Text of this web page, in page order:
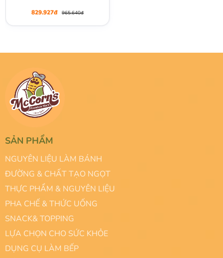
829.927đ 965.640đ
SẢN PHẨM
NGUYÊN LIỆU LÀM BÁNH
ĐƯỜNG & CHẤT TẠO NGỌT
THỰC PHẨM & NGUYÊN LIỆU
PHA CHẾ & THỨC UỐNG
SNACK& TOPPING
LỰA CHỌN CHO SỨC KHỎE
DỤNG CỤ LÀM BẾP